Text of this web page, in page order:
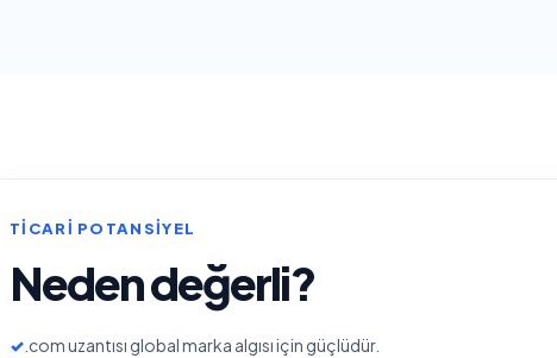
TICARI POTANSIYEL
Neden değerli?
✓ .com uzantısı global marka algısı için güçlüdür.